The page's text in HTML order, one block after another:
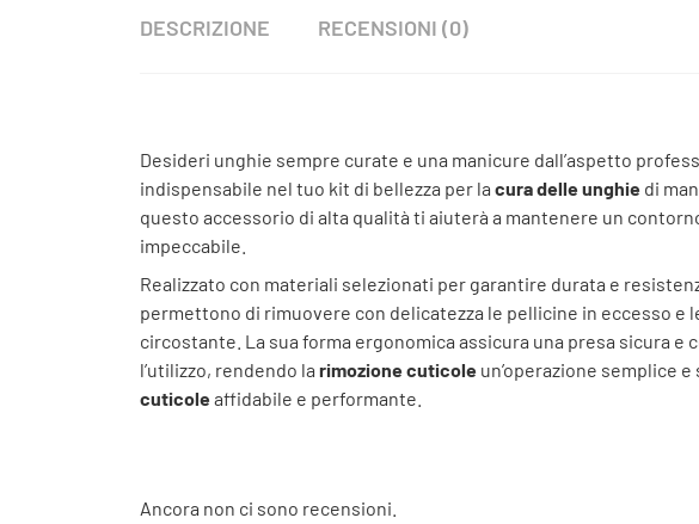
DESCRIZIONE RECENSIONI (0)
Desideri unghie sempre curate e una manicure dall’aspetto
indispensabile nel tuo kit di bellezza per la cura delle unghie di
questo accessorio di alta qualità ti aiuterà a mantenere un
impeccabile.
Realizzato con materiali selezionati per garantire durata e
permettono di rimuovere con delicatezza le pellicine in eccesso
circostante. La sua forma ergonomica assicura una presa sicura
l’utilizzo, rendendo la rimozione cuticole un’operazione semplice
cuticoleaffidabile e performante.
Ancora non ci sono recensioni.